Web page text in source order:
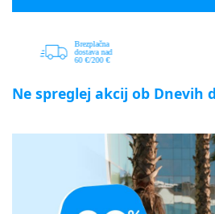
Ne spreglej akcij ob Dnevih